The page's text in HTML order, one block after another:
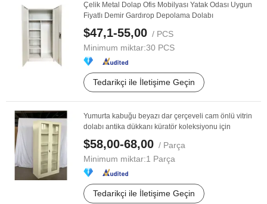
Çelik Metal Dolap Ofis Mobilyası Yatak Odası Uygun
Fiyatlı Demir Gardırop Depolama Dolabı
$47,1-55,00 / PCS
Minimum miktar:30 PCS
Tedarikçi ile İletişime Geçin
Yumurta kabuğu beyazı dar çerçeveli cam önlü vitrin
dolabı antika dükkanı küratör koleksiyonu için
$58,00-68,00 / Parça
Minimum miktar:1 Parça
Tedarikçi ile İletişime Geçin